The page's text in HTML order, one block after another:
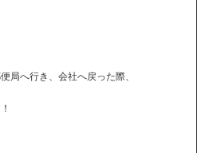
局へ行き、会社へ戻った際、